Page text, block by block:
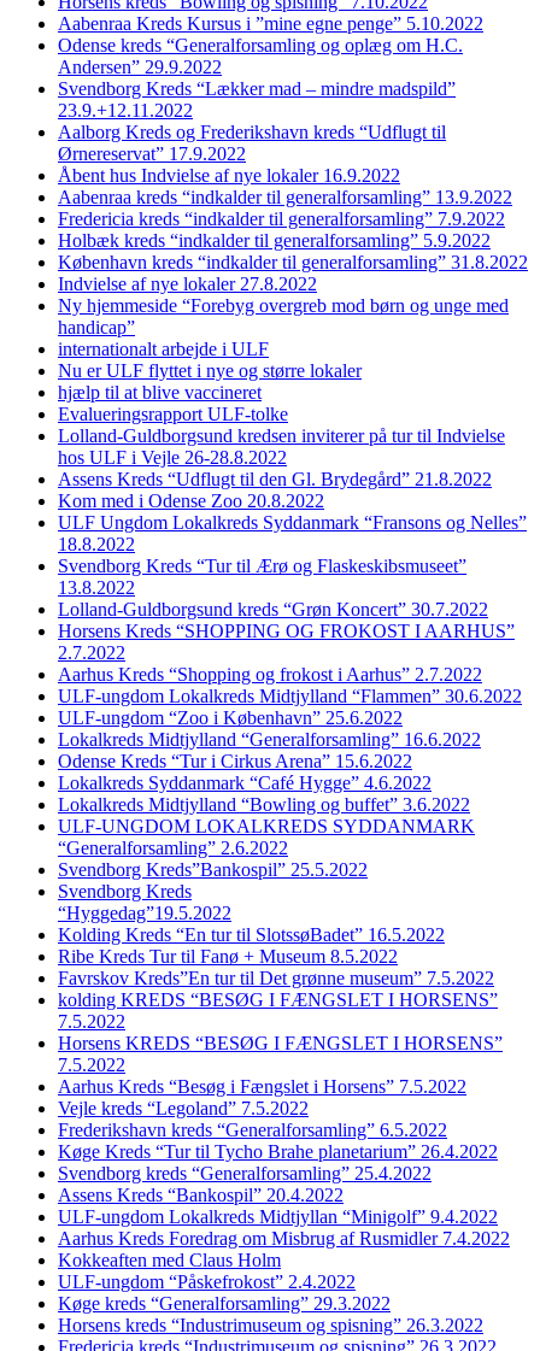
Aabenraa Kreds Kursus i ”mine egne penge” 5.10.2022
Odense kreds “Generalforsamling og oplæg om H.C.
Andersen” 29.9.2022
Svendborg Kreds “Lækker mad – mindre madspild”
23.9.+12.11.2022
Aalborg Kreds og Frederikshavn kreds “Udflugt til
Ørnereservat” 17.9.2022
Åbent hus Indvielse af nye lokaler 16.9.2022
Aabenraa kreds “indkalder til generalforsamling” 13.9.2022
Fredericia kreds “indkalder til generalforsamling” 7.9.2022
Holbæk kreds “indkalder til generalforsamling” 5.9.2022
København kreds “indkalder til generalforsamling” 31.8.2022
Indvielse af nye lokaler 27.8.2022
Ny hjemmeside “Forebyg overgreb mod børn og unge med
handicap”
internationalt arbejde i ULF
Nu er ULF flyttet i nye og større lokaler
hjælp til at blive vaccineret
Evalueringsrapport ULF-tolke
Lolland-Guldborgsund kredsen inviterer på tur til Indvielse
hos ULF i Vejle 26-28.8.2022
Assens Kreds “Udflugt til den Gl. Brydegård” 21.8.2022
Kom med i Odense Zoo 20.8.2022
ULF Ungdom Lokalkreds Syddanmark “Fransons og Nelles”
18.8.2022
Svendborg Kreds “Tur til Ærø og Flaskeskibsmuseet”
13.8.2022
Lolland-Guldborgsund kreds “Grøn Koncert” 30.7.2022
Horsens Kreds “SHOPPING OG FROKOST I AARHUS”
2.7.2022
Aarhus Kreds “Shopping og frokost i Aarhus” 2.7.2022
ULF-ungdom Lokalkreds Midtjylland “Flammen” 30.6.2022
ULF-ungdom “Zoo i København” 25.6.2022
Lokalkreds Midtjylland “Generalforsamling” 16.6.2022
Odense Kreds “Tur i Cirkus Arena” 15.6.2022
Lokalkreds Syddanmark “Café Hygge” 4.6.2022
Lokalkreds Midtjylland “Bowling og buffet” 3.6.2022
ULF-UNGDOM LOKALKREDS SYDDANMARK
“Generalforsamling” 2.6.2022
Svendborg Kreds”Bankospil” 25.5.2022
Svendborg Kreds
“Hyggedag”19.5.2022
Kolding Kreds “En tur til SlotssøBadet” 16.5.2022
Ribe Kreds Tur til Fanø + Museum 8.5.2022
Favrskov Kreds”En tur til Det grønne museum” 7.5.2022
kolding KREDS “BESØG I FÆNGSLET I HORSENS”
7.5.2022
Horsens KREDS “BESØG I FÆNGSLET I HORSENS”
7.5.2022
Aarhus Kreds “Besøg i Fængslet i Horsens” 7.5.2022
Vejle kreds “Legoland” 7.5.2022
Frederikshavn kreds “Generalforsamling” 6.5.2022
Køge Kreds “Tur til Tycho Brahe planetarium” 26.4.2022
Svendborg kreds “Generalforsamling” 25.4.2022
Assens Kreds “Bankospil” 20.4.2022
ULF-ungdom Lokalkreds Midtjyllan “Minigolf” 9.4.2022
Aarhus Kreds Foredrag om Misbrug af Rusmidler 7.4.2022
Kokkeaften med Claus Holm
ULF-ungdom “Påskefrokost” 2.4.2022
Køge kreds “Generalforsamling” 29.3.2022
Horsens kreds “Industrimuseum og spisning” 26.3.2022